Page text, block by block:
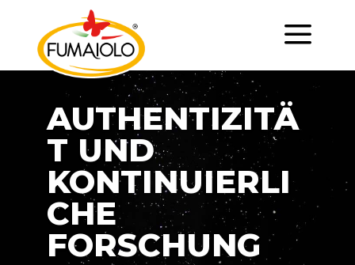
a
AUTHENTIZITÄ
T UND
KONTINUIERLI
CHE
FORSCHUNG